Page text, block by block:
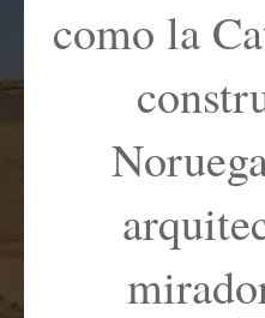
como la